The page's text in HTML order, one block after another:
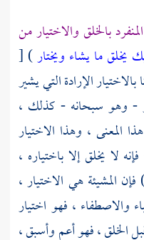
بالخلق والاختيار من
يخلق ما يشاء ويختار) [
بالاختيار الإرادة التي يشير
- وهو سبحانه - كذلك ،
المعنى ، وهذا الاختيار
لا يخلق إلا باختياره ،
المشيئة هي الاختيار ،
والاصطفاء ، فهو اختيار
الخلق ، فهو أعم وأسبق ،